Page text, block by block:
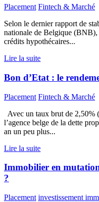
Placement Fintech & Marché
Selon le dernier rapport de
nationale de Belgique (BNB),
crédits hypothécaires...
Lire la suite
Bon d’Etat : le
Placement Fintech & Marché
Avec un taux brut de 2,50%
l’agence belge de la dette
an un peu plus...
Lire la suite
Immobilier en
?
Placement investissement